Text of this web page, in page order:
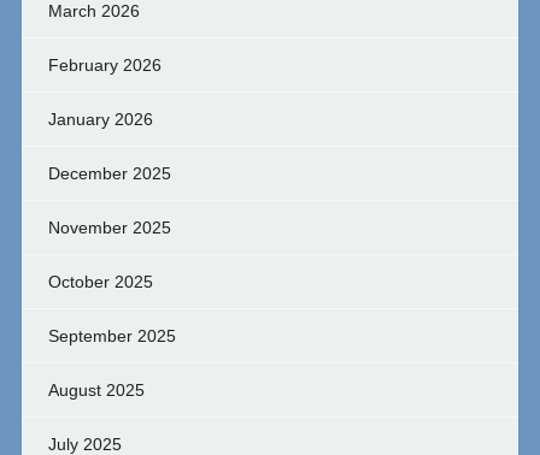
March 2026
February 2026
January 2026
December 2025
November 2025
October 2025
September 2025
August 2025
July 2025